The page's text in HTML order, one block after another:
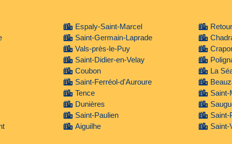
Espaly-Saint-Marcel
Saint-Germain-Laprade
Vals-près-le-Puy
Saint-Didier-en-Velay
Coubon
Saint-Ferréol-d'Auroure
Tence
Dunières
Saint-Paulien
Aiguilhe
La
Saint-
Saint-
Saint-